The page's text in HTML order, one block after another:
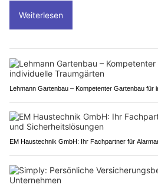
Weiterlesen
Lehmann Gartenbau – Kompetenter Gartenbau für
EM Haustechnik GmbH: Ihr Fachpartner für